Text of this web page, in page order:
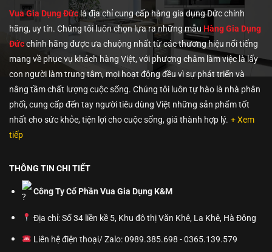
Vua Gia Dụng Đứclà địa chỉ cung cấp hàng gia dụng Đức chính
hãng, uy tín. Chúng tôiluôn chọn lựa ra những mẫu Hàng Gia Dụng
Đứcchính hãng được ưa chuộng nhất từ các thương hiệu nổi tiếng
mang về phục vụ khách hàng Việt, với phương châm làm việc là lấy
con người làm trung tâm, mọi hoạt động đều vì sự phát triển và
nâng tầm chất lượng cuộc sống. Chúng tôi luôn tự hào là nhà phân
phối, cung cấp đến tay người tiêu dùng Việt những sản phẩm tốt
nhất cho sức khỏe, tiện lợi cho cuộc sống, giá thành hợp lý. + Xem
tiếp
THÔNG TIN CHI TIẾT
Công Ty Cổ Phần Vua Gia Dụng K&M
Địa chỉ: Số 34 liền kề 5, Khu đô thị Văn Khê, La Khê, Hà Đông
Liên hệ điện thoại/ Zalo: 0989.385.698 - 0365.139.579